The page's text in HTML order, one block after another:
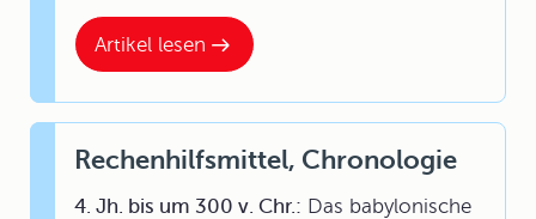
Artikel lesen
Rechenhilfsmittel, Chronologie
4. Jh. bis um 300 v. Chr.: Das babylonische